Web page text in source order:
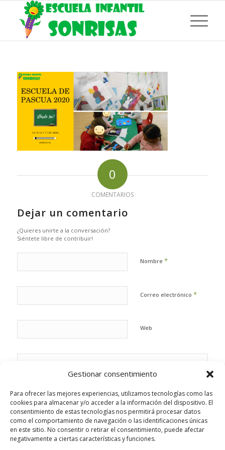
Gestionar consentimiento
Para ofrecer las mejores experiencias, utilizamos tecnologías como las
cookies para almacenar y/o acceder a la información del dispositivo. El
consentimiento de estas tecnologías nos permitirá procesar datos
como el comportamiento de navegación o las identificaciones únicas
en este sitio. No consentir o retirar el consentimiento, puede afectar
negativamente a ciertas características y funciones.
0
COMENTARIOS
Dejar un comentario
¿Quieres unirte a la conversación?
Siéntete libre de contribuir!
Nombre *
Correo electrónico *
Web